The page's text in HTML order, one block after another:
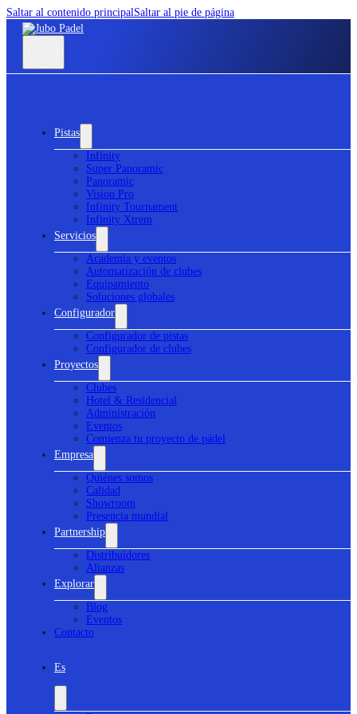
Saltar al contenido principalSaltar al pie de página
Pistas
Infinity
Super Panoramic
Panoramic
Vision Pro
Infinity Tournament
Infinity Xtrem
Servicios
Academia y eventos
Automatización de clubes
Equipamiento
Soluciones globales
Configurador
Configurador de pistas
Configurador de clubes
Proyectos
Clubes
Hotel & Residencial
Administración
Eventos
Comienza tu proyecto de pádel
Empresa
Quiénes somos
Calidad
Showroom
Presencia mundial
Partnership
Distribuidores
Alianzas
Explorar
Blog
Eventos
Contacto
Es